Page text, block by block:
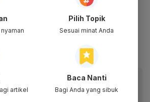
lewat aplikasi mobile.
membaca lebih nyaman dan nikmati
Pilih Topik
Sesuai minat Anda
artikel
Baca Nanti
Bagi Anda yang sibuk